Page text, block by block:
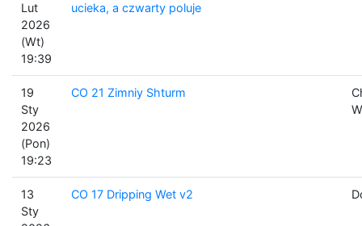
Lut
2026
(Wt)
19:39
ucieka, a czwarty poluje
19
Sty
2026
(Pon)
19:23
CO 21 Zimniy Shturm
13
Sty
CO 17 Dripping Wet v2